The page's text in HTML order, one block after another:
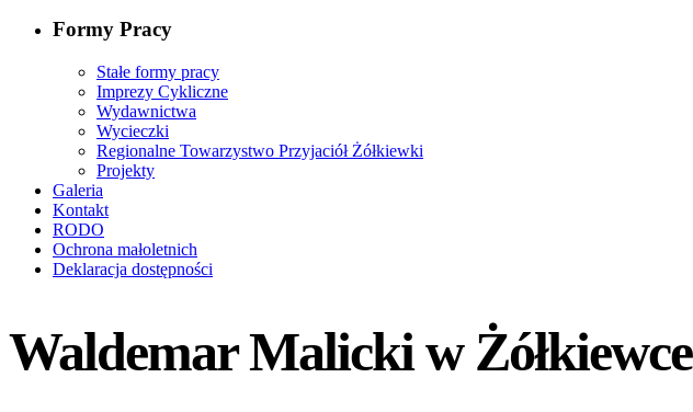
Formy Pracy
Stałe formy pracy
Imprezy Cykliczne
Wydawnictwa
Wycieczki
Regionalne Towarzystwo Przyjaciół Żółkiewki
Projekty
Galeria
Kontakt
RODO
Ochrona małoletnich
Deklaracja dostępności
Waldemar Malicki w Żółkiewce